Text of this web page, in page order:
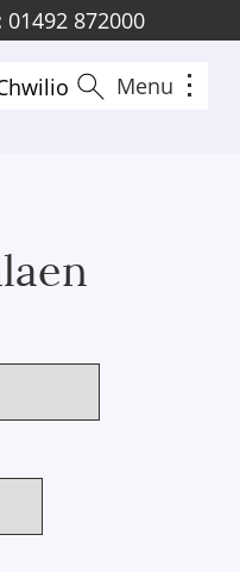
01492 872000
Menu